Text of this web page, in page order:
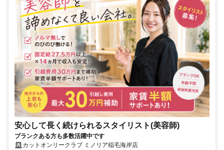
安心して長く続けられるスタイリスト(美容師)
ブランクある方も多数活躍中です
カットオンリークラブ ミノリア稲毛海岸店